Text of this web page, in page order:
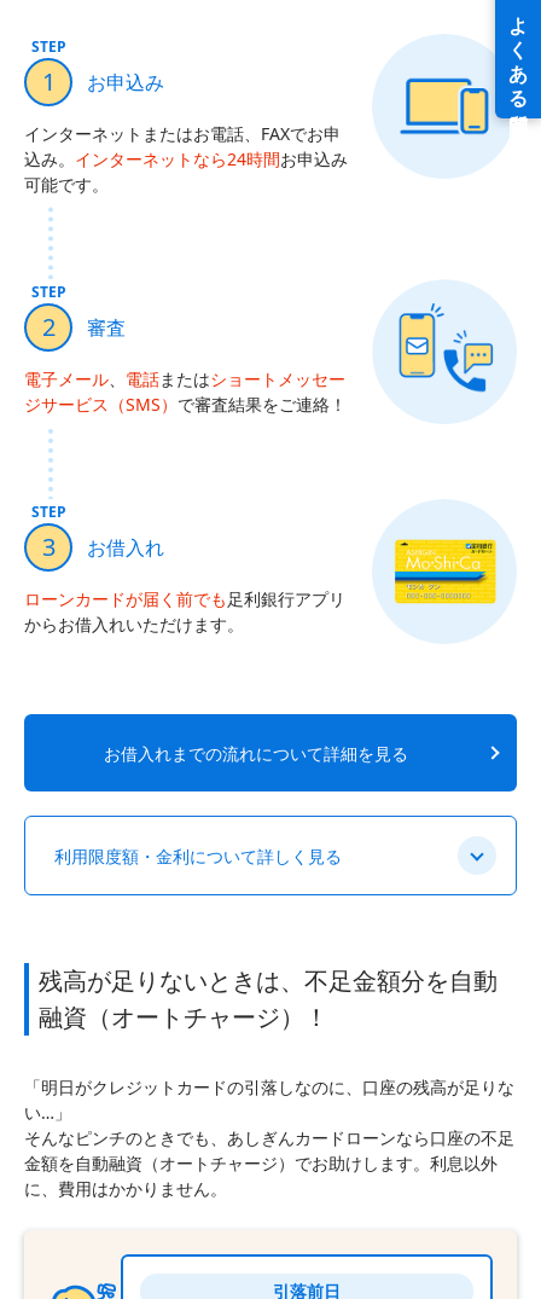
STEP
1 お申込み
インターネットまたはお電話、FAXでお申
込み。 インターネットなら24時間お申込み
可能です。
STEP
2 審査
電子メール、 電話またはショートメッセー
ジサービス（SMS） で審査結果をご連絡！
STEP
3 お借入れ
ローンカードが届く前でも足利銀行アプリ
からお借入れいただけます。
お借入れまでの流れについて詳細を見る
利用限度額・金利について詳しく見る
残高が足りないときは、不足金額分を自動
融資（オートチャージ）！
「明日がクレジットカードの引落しなのに、口座の残高が足りな
い…」
そんなピンチのときでも、あしぎんカードローンなら口座の不足
金額を自動融資（オートチャージ）でお助けします。利息以外
に、費用はかかりません。
引落前日